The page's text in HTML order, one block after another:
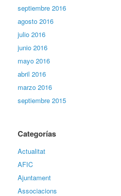
septiembre 2016
agosto 2016
julio 2016
junio 2016
mayo 2016
abril 2016
marzo 2016
septiembre 2015
Categorías
Actualitat
AFIC
Ajuntament
Associacions